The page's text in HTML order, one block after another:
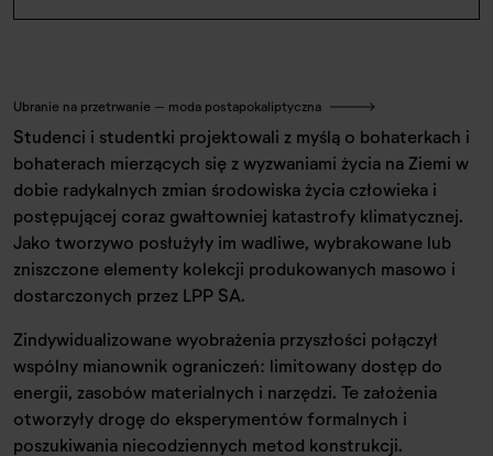
Ubranie na przetrwanie – moda postapokaliptyczna
Studenci i studentki projektowali z myślą o bohaterkach i
bohaterach mierzących się z wyzwaniami życia na Ziemi w
dobie radykalnych zmian środowiska życia człowieka i
postępującej coraz gwałtowniej katastrofy klimatycznej.
Jako tworzywo posłużyły im wadliwe, wybrakowane lub
zniszczone elementy kolekcji produkowanych masowo i
dostarczonych przez LPP SA.
Zindywidualizowane wyobrażenia przyszłości połączył
wspólny mianownik ograniczeń: limitowany dostęp do
energii, zasobów materialnych i narzędzi. Te założenia
otworzyły drogę do eksperymentów formalnych i
poszukiwania niecodziennych metod konstrukcji.